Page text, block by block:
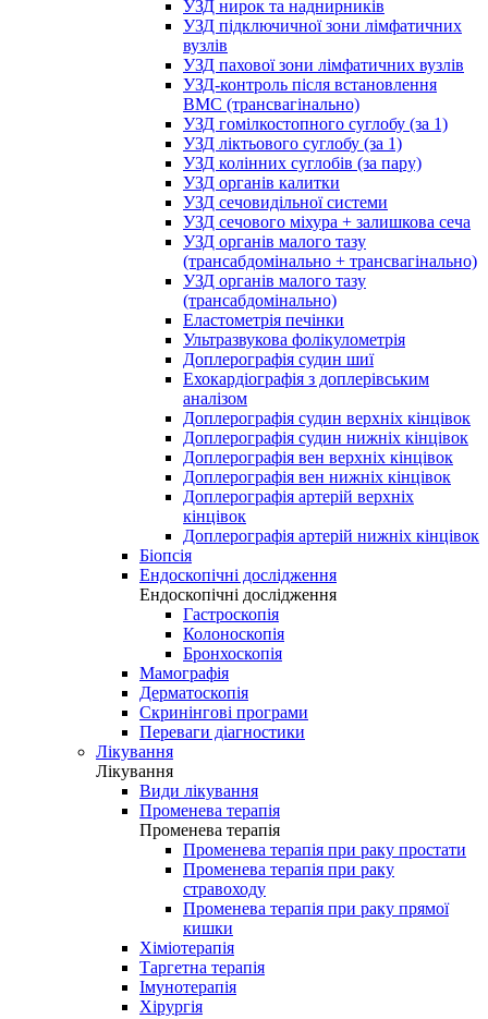
УЗД нирок та наднирників
УЗД підключичної зони лімфатичних
вузлів
УЗД пахової зони лімфатичних вузлів
УЗД-контроль після встановлення
ВМС (трансвагінально)
УЗД гомілкостопного суглобу (за 1)
УЗД ліктьового суглобу (за 1)
УЗД колінних суглобів (за пару)
УЗД органів калитки
УЗД сечовидільної системи
УЗД сечового міхура + залишкова сеча
УЗД органів малого тазу
(трансабдомінально + трансвагінально)
УЗД органів малого тазу
(трансабдомінально)
Еластометрія печінки
Ультразвукова фолікулометрія
Доплерографія судин шиї
Ехокардіографія з доплерівським
аналізом
Доплерографія судин верхніх кінцівок
Доплерографія судин нижніх кінцівок
Доплерографія вен верхніх кінцівок
Доплерографія вен нижніх кінцівок
Доплерографія артерій верхніх
кінцівок
Доплерографія артерій нижніх кінцівок
Біопсія
Ендоскопічні дослідження
Ендоскопічні дослідження
Гастроскопія
Колоноскопія
Бронхоскопія
Мамографія
Дерматоскопія
Скринінгові програми
Переваги діагностики
Лікування
Лікування
Види лікування
Променева терапія
Променева терапія
Променева терапія при раку простати
Променева терапія при раку
стравоходу
Променева терапія при раку прямої
кишки
Хіміотерапія
Таргетна терапія
Імунотерапія
Хірургія